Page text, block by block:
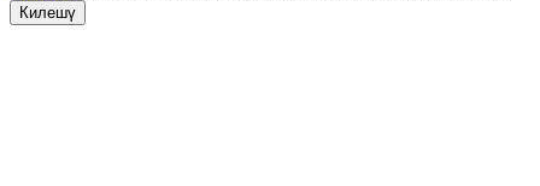
Килешү